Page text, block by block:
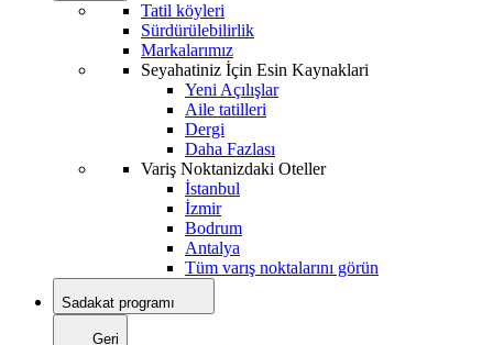
Tatil köyleri
Sürdürülebilirlik
Markalarımız
Seyahatiniz İçin Esin Kaynaklari
Yeni Açılışlar
Aile tatilleri
Dergi
Daha Fazlası
Variş Noktanizdaki Oteller
İstanbul
İzmir
Bodrum
Antalya
Tüm varış noktalarını görün
Sadakat programı
Geri